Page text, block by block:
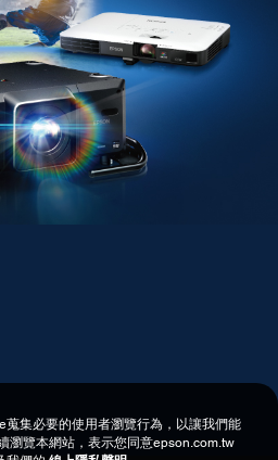
蒐集必要的使用者瀏覽行為，以讓我們能
瀏覽本網站，表示您同意epson.com.tw